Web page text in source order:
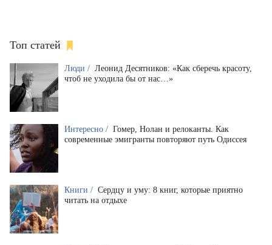
Топ статей
Люди / Леонид Десятников: «Как сберечь красоту,
чтоб не уходила бы от нас…»
Интересно / Гомер, Нолан и релоканты. Как
современные эмигранты повторяют путь Одиссея
Книги / Сердцу и уму: 8 книг, которые приятно
читать на отдыхе